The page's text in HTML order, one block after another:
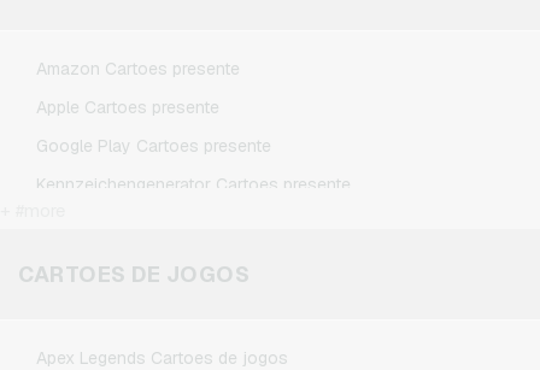
Amazon Cartoes presente
Apple Cartoes presente
Google Play Cartoes presente
Kennzeichengenerator Cartoes presente
Netflix Cartoes presente
CARTOES DE JOGOS
Apex Legends Cartoes de jogos